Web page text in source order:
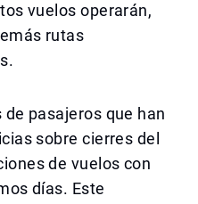
vuelos operarán,
rutas
pasajeros que han
sobre cierres del
de vuelos con
días. Este